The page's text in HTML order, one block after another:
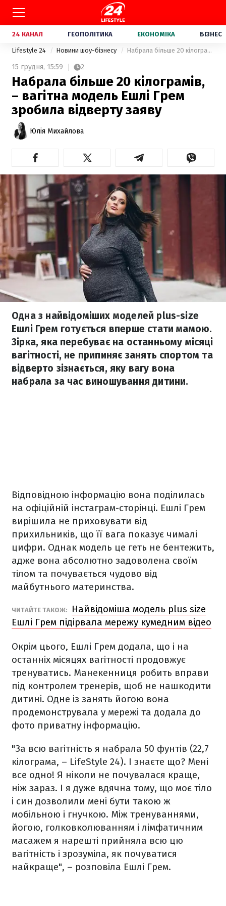
24 КАНАЛ ГЕОПОЛІТИКА ЕКОНОМІКА БІЗНЕС
Lifestyle 24 Новини шоу-бізнесу Набрала більше 20 кілограмів, – вагітна модель Ешлі Грем зробила відверту заяву
15 грудня, 15:59 2
Набрала більше 20 кілограмів,
– вагітна модель Ешлі Грем
зробила відверту заяву
Юлія Михайлова
Одна з найвідоміших моделей plus-size
Ешлі Грем готується вперше стати мамою.
Зірка, яка перебуває на останньому місяці
вагітності, не припиняє занять спортом та
відверто зізнається, яку вагу вона
набрала за час виношування дитини.
Відповідною інформацію вона поділилась
на офіційній інстаграм-сторінці. Ешлі Грем
вирішила не приховувати від
прихильників, що її вага показує чималі
цифри. Однак модель це геть не бентежить,
адже вона абсолютно задоволена своїм
тілом та почувається чудово від
майбутнього материнства.
ЧИТАЙТЕ ТАКОЖ:
Найвідоміша модель plus size
Ешлі Грем підірвала мережу кумедним відео
Окрім цього, Ешлі Грем додала, що і на
останніх місяцях вагітності продовжує
тренуватись. Манекенниця робить вправи
під контролем тренерів, щоб не нашкодити
дитині. Одне із занять йогою вона
продемонструвала у мережі та додала до
фото приватну інформацію.
"За всю вагітність я набрала 50 фунтів (22,7
кілограма, – LifeStyle 24). І знаєте що? Мені
все одно! Я ніколи не почувалася краще,
ніж зараз. І я дуже вдячна тому, що моє тіло
і син дозволили мені бути такою ж
мобільною і гнучкою. Між тренуваннями,
йогою, голковколюванням і лімфатичним
масажем я нарешті прийняла всю цю
вагітність і зрозуміла, як почуватися
найкраще", – розповіла Ешлі Грем.